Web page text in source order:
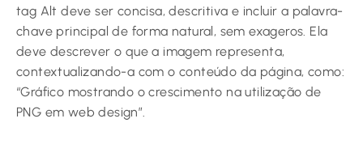
tag Alt deve ser concisa, descritiva e incluir a palavra-
chave principal de forma natural, sem exageros. Ela
deve descrever o que a imagem representa,
contextualizando-a com o conteúdo da página, como:
“Gráfico mostrando o crescimento na utilização de
PNG em web design”.